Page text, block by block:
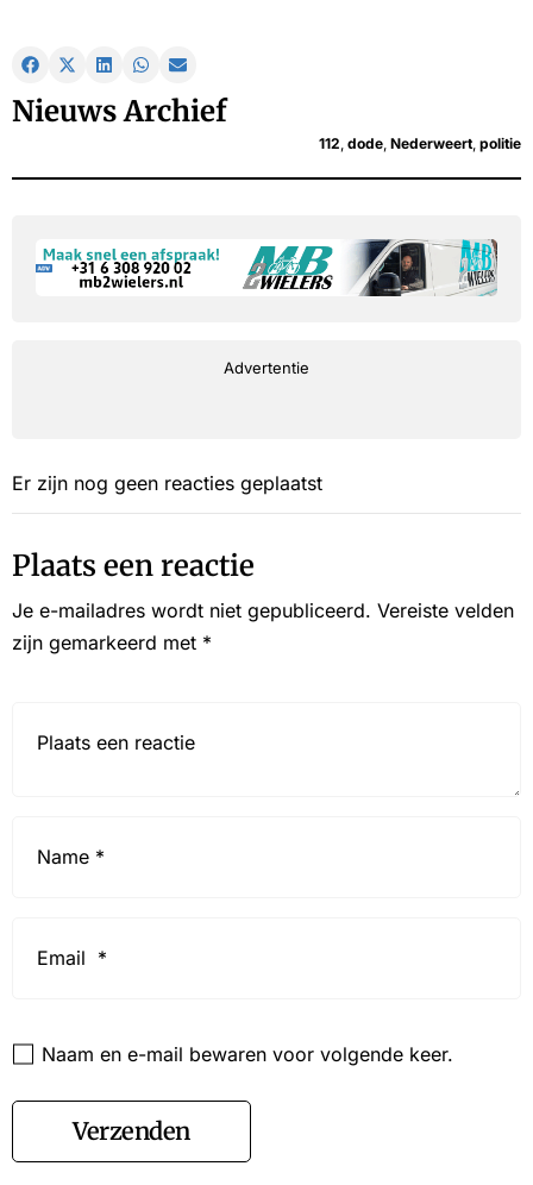
Nieuws Archief
112 dode Nederweert politie
Advertentie
Er zijn nog geen reacties geplaatst
Plaats een reactie
Je e-mailadres wordt niet gepubliceerd. Vereiste velden
zijn gemarkeerd met *
Naam en e-mail bewaren voor volgende keer.
Verzenden